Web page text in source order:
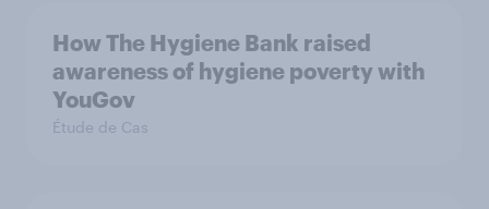
How The Hygiene Bank raised
awareness of hygiene poverty with
YouGov
Étude de Cas